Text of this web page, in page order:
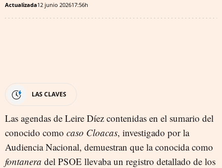
Actualizada12 junio 202617:56h
LAS CLAVES
Las agendas de Leire Díez contenidas en el sumario del
conocido como caso Cloacas, investigado por la
Audiencia Nacional, demuestran que la conocida como
fontanera del PSOE llevaba un registro detallado de los